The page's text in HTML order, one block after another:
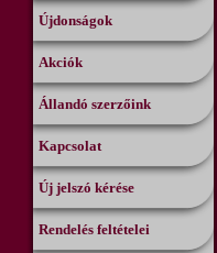
Újdonságok
Akciók
Állandó szerzőink
Kapcsolat
Új jelszó kérése
Rendelés feltételei